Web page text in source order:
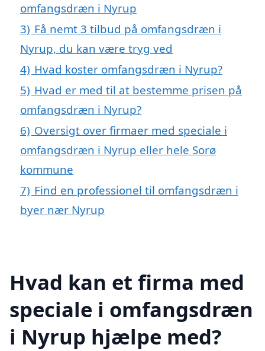
omfangsdræn i Nyrup
3) Få nemt 3 tilbud på omfangsdræn i
Nyrup, du kan være tryg ved
4) Hvad koster omfangsdræn i Nyrup?
5) Hvad er med til at bestemme prisen på
omfangsdræn i Nyrup?
6) Oversigt over firmaer med speciale i
omfangsdræn i Nyrup eller hele Sorø
kommune
7) Find en professionel til omfangsdræn i
byer nær Nyrup
Hvad kan et firma med
speciale i omfangsdræn
i Nyrup hjælpe med?